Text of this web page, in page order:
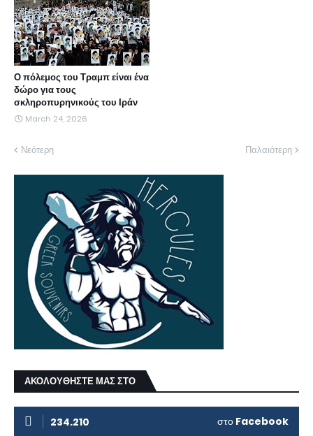
Ο πόλεμος του Τραμπ είναι ένα
δώρο για τους
σκληροπυρηνικούς του Ιράν
March 24, 2026
Νεότερη Παλαιότερη
ΑΚΟΛΟΥΘΗΣΤΕ ΜΑΣ ΣΤΟ
234.210 στο Facebook